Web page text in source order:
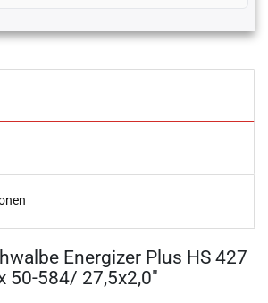
Energizer Plus HS 427
50-584/ 27,5x2,0"